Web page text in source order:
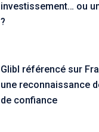
investissement… ou
?
Glibl référencé sur
une reconnaissance
de confiance